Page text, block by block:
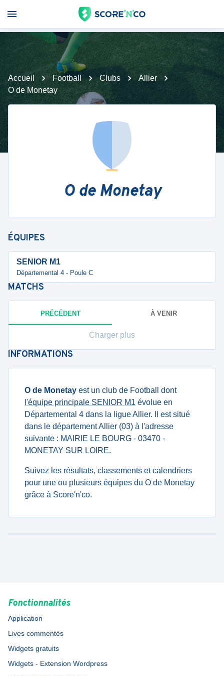
Accueil Football Clubs
Allier
O de Monetay
O de Monetay
ÉQUIPES
SENIOR M1
Départemental 4 - Poule C
MATCHS
PRÉCÉDENT À VENIR
Charger plus
INFORMATIONS
O de Monetay est un club de Football dont
l'équipe principale SENIOR M1 évolue en
Départemental 4 dans la ligue Allier. Il est situé
dans le département Allier (03) à l'adresse
suivante : MAIRIE LE BOURG - 03470 -
MONETAY SUR LOIRE.
Suivez les résultats, classements et calendriers
pour une ou plusieurs équipes du O de Monetay
grâce à Score'n'co.
Fonctionnalités
Application
Lives commentés
Widgets gratuits
Widgets - Extension Wordpress